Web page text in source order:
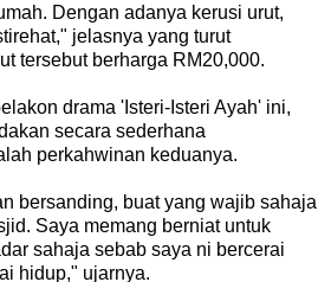
Dengan adanya kerusi urut,
jelasnya yang turut
tersebut berharga RM20,000.
drama 'Isteri-Isteri Ayah' ini,
secara sederhana
perkahwinan keduanya.
bersanding, buat yang wajib sahaja
Saya memang berniat untuk
sahaja sebab saya ni bercerai
hidup," ujarnya.